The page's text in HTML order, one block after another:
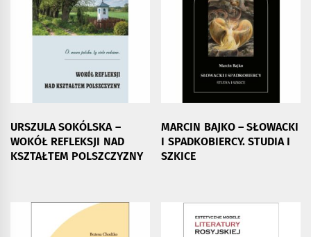
URSZULA SOKÓLSKA –
WOKÓŁ REFLEKSJI NAD
KSZTAŁTEM POLSZCZYZNY
MARCIN BAJKO – SŁOWACKI
I SPADKOBIERCY. STUDIA I
SZKICE